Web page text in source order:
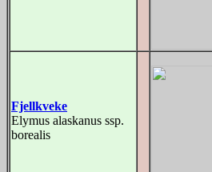
Fjellkveke
Elymus alaskanus ssp.
borealis